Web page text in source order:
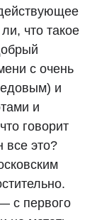
что такое
с очень
и
и
говорит
все это?
с первого